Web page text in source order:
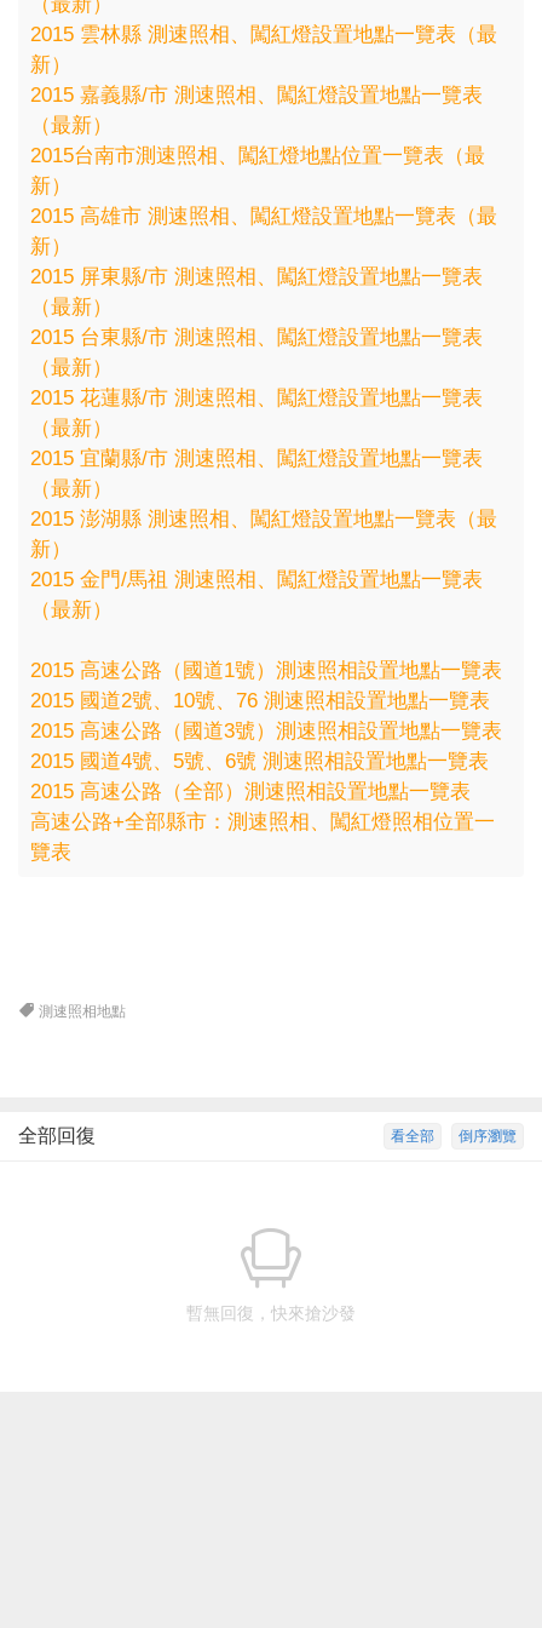
2015 雲林縣 測速照相、闖紅燈設置地點一覽表（最
新）
2015 嘉義縣/市 測速照相、闖紅燈設置地點一覽表
（最新）
2015台南市測速照相、闖紅燈地點位置一覽表（最
新）
2015 高雄市 測速照相、闖紅燈設置地點一覽表（最
新）
2015 屏東縣/市 測速照相、闖紅燈設置地點一覽表
（最新）
2015 台東縣/市 測速照相、闖紅燈設置地點一覽表
（最新）
2015 花蓮縣/市 測速照相、闖紅燈設置地點一覽表
（最新）
2015 宜蘭縣/市 測速照相、闖紅燈設置地點一覽表
（最新）
2015 澎湖縣 測速照相、闖紅燈設置地點一覽表（最
新）
2015 金門/馬祖 測速照相、闖紅燈設置地點一覽表
（最新）
2015 高速公路（國道1號）測速照相設置地點一覽表
2015 國道2號、10號、76 測速照相設置地點一覽表
2015 高速公路（國道3號）測速照相設置地點一覽表
2015 國道4號、5號、6號 測速照相設置地點一覽表
2015 高速公路（全部）測速照相設置地點一覽表
高速公路+全部縣市：測速照相、闖紅燈照相位置一
覽表
測速照相地點
倒序瀏覽
看全部
全部回復
暫無回復，快來搶沙發